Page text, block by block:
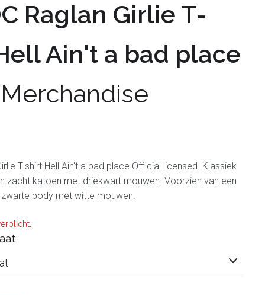
Raglan Girlie T-
Ain't a bad place
T-shirt Hell Ain't a bad place Official licensed. Klassiek
zacht katoen met driekwart mouwen. Voorzien van een
body met witte mouwen.